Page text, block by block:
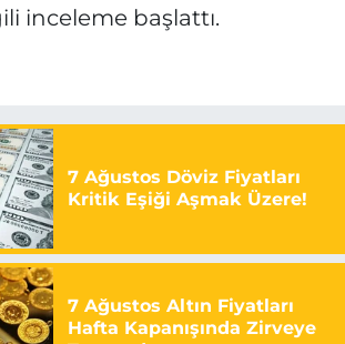
inceleme başlattı.
7 Ağustos Döviz Fiyatları
Kritik Eşiği Aşmak Üzere!
7 Ağustos Altın Fiyatları
Hafta Kapanışında Zirveye